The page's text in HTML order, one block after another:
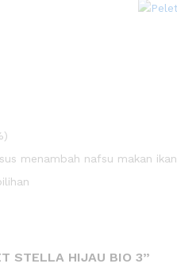
menambah nafsu makan ikan
STELLA HIJAU BIO 3”